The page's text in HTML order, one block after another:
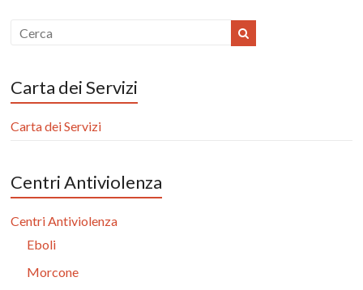
Carta dei Servizi
Carta dei Servizi
Centri Antiviolenza
Centri Antiviolenza
Eboli
Morcone